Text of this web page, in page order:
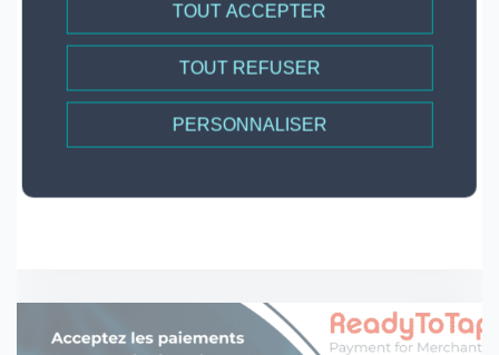
29 - 08 - 2022
Rencontrez dejamobile au CLAB
2022 du 18 au...
TOUT ACCEPTER
TOUT REFUSER
PERSONNALISER